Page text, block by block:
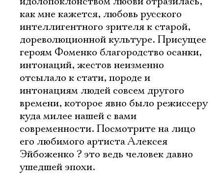
как мне кажется, любовь русского
интеллигентного зрителя к старой,
дореволюционной культуре. Присущее
героям Фоменко благородство осанки,
интонаций, жестов неизменно
отсылало к стати, породе и
интонациям людей совсем другого
времени, которое явно было режиссеру
куда милее нашей с вами
современности. Посмотрите на лицо
его любимого артиста Алексея
Эйбоженко ? это ведь человек давно
ушедшей эпохи.